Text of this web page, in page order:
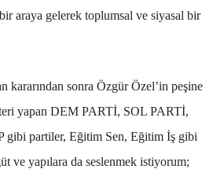
araya gelerek toplumsal ve siyasal bir
kararından sonra Özgür Özel’in peşine
yapan DEM PARTİ, SOL PARTİ,
gibi partiler, Eğitim Sen, Eğitim İş gibi
ve yapılara da seslenmek istiyorum;